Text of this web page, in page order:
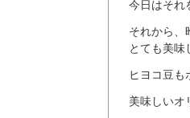
今日はそれ
それから、
とても美味
ヒヨコ豆も
美味しいオ